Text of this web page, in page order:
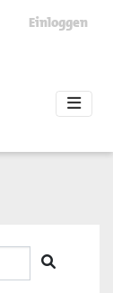
Einloggen